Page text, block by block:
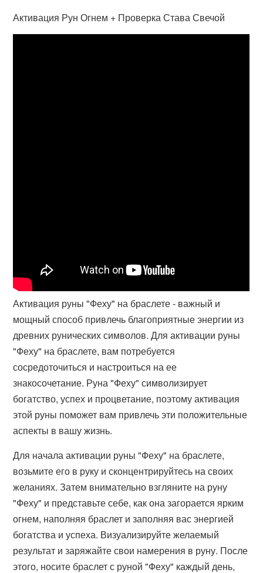
Активация Рун Огнем + Проверка Става Свечой
Активация руны "Феху" на браслете - важный и
мощный способ привлечь благоприятные энергии из
древних рунических символов. Для активации руны
"Феху" на браслете, вам потребуется
сосредоточиться и настроиться на ее
знакосочетание. Руна "Феху" символизирует
богатство, успех и процветание, поэтому активация
этой руны поможет вам привлечь эти положительные
аспекты в вашу жизнь.
Для начала активации руны "Феху" на браслете,
возьмите его в руку и сконцентрируйтесь на своих
желаниях. Затем внимательно взгляните на руну
"Феху" и представьте себе, как она загорается ярким
огнем, наполняя браслет и заполняя вас энергией
богатства и успеха. Визуализируйте желаемый
результат и заряжайте свои намерения в руну. После
этого, носите браслет с руной "Феху" каждый день,